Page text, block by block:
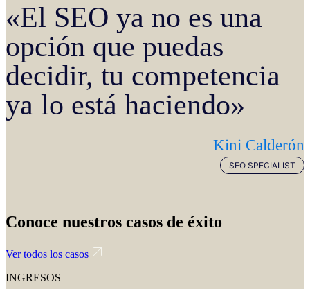
«El SEO ya no es una
opción que puedas
decidir, tu competencia
ya lo está haciendo»
Kini Calderón
SEO SPECIALIST
Conoce nuestros casos de éxito
Ver todos los casos
INGRESOS